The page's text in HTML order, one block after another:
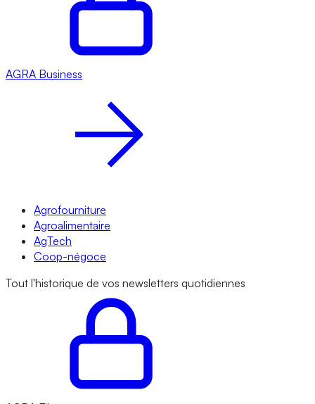
AGRA Business
Agrofourniture
Agroalimentaire
AgTech
Coop-négoce
Tout l'historique de vos newsletters quotidiennes